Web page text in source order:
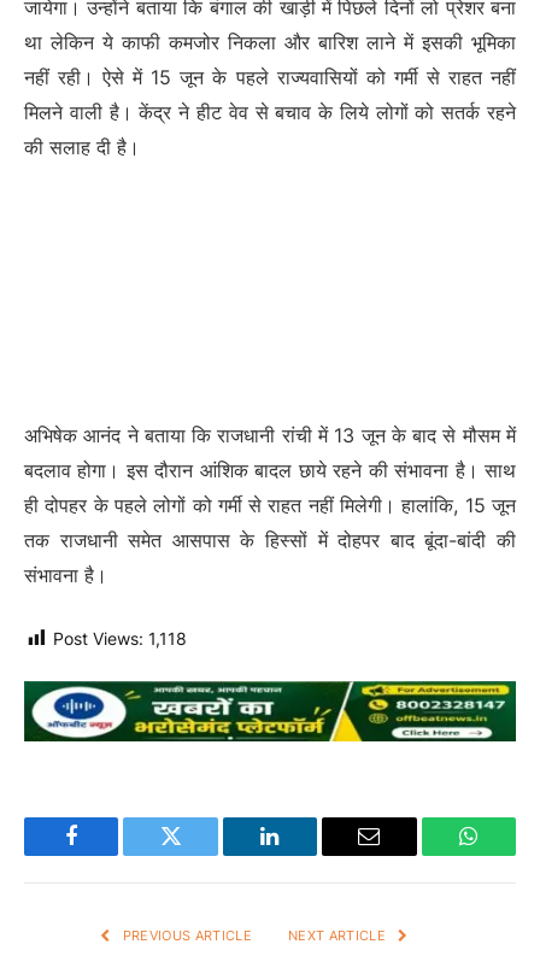
जायेगा। उन्होंने बताया कि बंगाल की खाड़ी में पिछले दिनों लो प्रेशर बना
था लेकिन ये काफी कमजोर निकला और बारिश लाने में इसकी भूमिका
नहीं रही। ऐसे में 15 जून के पहले राज्यवासियों को गर्मी से राहत नहीं
मिलने वाली है। केंद्र ने हीट वेव से बचाव के लिये लोगों को सतर्क रहने
की सलाह दी है।
अभिषेक आनंद ने बताया कि राजधानी रांची में 13 जून के बाद से मौसम में
बदलाव होगा। इस दौरान आंशिक बादल छाये रहने की संभावना है। साथ
ही दोपहर के पहले लोगों को गर्मी से राहत नहीं मिलेगी। हालांकि, 15 जून
तक राजधानी समेत आसपास के हिस्सों में दोहपर बाद बूंदा-बांदी की
संभावना है।
Post Views: 1,118
Facebook Twitter LinkedIn Email
PREVIOUS ARTICLE NEXT ARTICLE